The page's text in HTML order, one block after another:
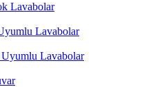
Lavabolar
Lavabolar
Lavabolar